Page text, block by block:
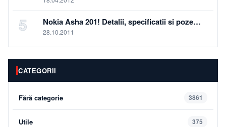
5 Nokia Asha 201! Detalii, specificatii si poze…
28.10.2011
CATEGORII
Fără categorie 3861
Utile 375